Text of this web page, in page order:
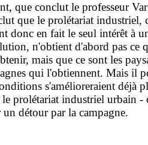
que conclut le professeur
que le prolétariat industriel,
donc en fait le seul intérêt à
n'obtient d'abord pas ce
mais que ce sont les
qui l'obtiennent. Mais il
s'amélioreraient déjà
prolétariat industriel urbain -
un détour par la campagne.